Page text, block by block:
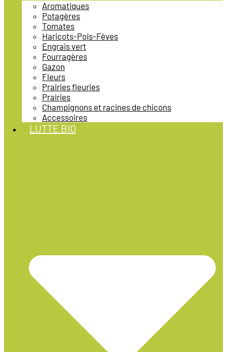
Aromatiques
Potagères
Tomates
Haricots-Pois-Fèves
Engrais vert
Fourragères
Gazon
Fleurs
Prairies fleuries
Prairies
Champignons et racines de chicons
Accessoires
LUTTE BIO